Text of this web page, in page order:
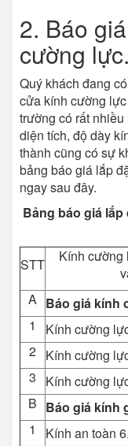
2. Báo
cường lực.
Quý khách đang
cửa kính cường
trường có rất
diện tích, độ dày
thành cũng có sự
bảng báo giá lắp
ngay sau đây.
Bảng báo giá
STT
Kính cường
A Báo giá kính
1
Kính cường
2 Kính cường
3
Kính cường
B Báo giá kính
1
Kính an toàn